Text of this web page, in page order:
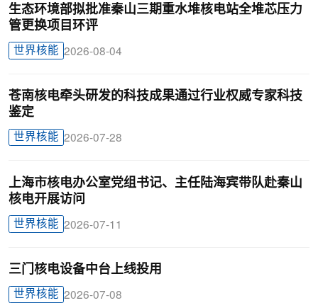
生态环境部拟批准秦山三期重水堆核电站全堆芯压力
管更换项目环评
世界核能 2026-08-04
苍南核电牵头研发的科技成果通过行业权威专家科技
鉴定
世界核能 2026-07-28
上海市核电办公室党组书记、主任陆海宾带队赴秦山
核电开展访问
世界核能 2026-07-11
三门核电设备中台上线投用
世界核能 2026-07-08